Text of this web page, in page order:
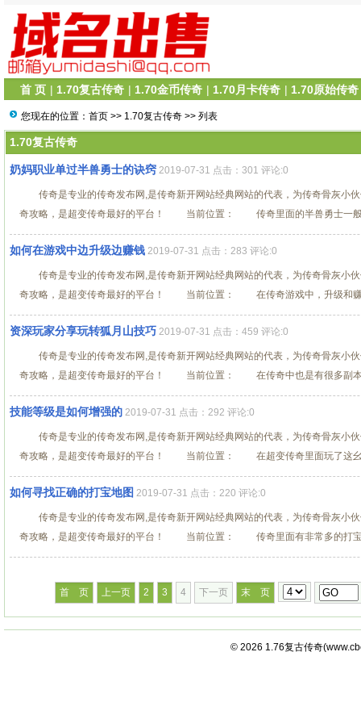
首 页 | 1.70复古传奇 | 1.70金币传奇 | 1.70月卡传奇 | 1.70原始传奇
您现在的位置： 首页 >> 1.70复古传奇 >> 列表
1.70复古传奇
奶妈职业单过半兽勇士的诀窍 2019-07-31 点击：301 评论:0
传奇是专业的传奇发布网,是传奇新开网站经典网站的代表，为传奇骨灰小
奇攻略，是超变传奇最好的平台！ 当前位置： 传奇里面的半兽勇士一般
如何在游戏中边升级边赚钱 2019-07-31 点击：283 评论:0
传奇是专业的传奇发布网,是传奇新开网站经典网站的代表，为传奇骨灰小
奇攻略，是超变传奇最好的平台！ 当前位置： 在传奇游戏中，升级和赚
资深玩家分享玩转狐月山技巧 2019-07-31 点击：459 评论:0
传奇是专业的传奇发布网,是传奇新开网站经典网站的代表，为传奇骨灰小
奇攻略，是超变传奇最好的平台！ 当前位置： 在传奇中也是有很多副本
技能等级是如何增强的 2019-07-31 点击：292 评论:0
传奇是专业的传奇发布网,是传奇新开网站经典网站的代表，为传奇骨灰小
奇攻略，是超变传奇最好的平台！ 当前位置： 在超变传奇里面玩了这幺
如何寻找正确的打宝地图 2019-07-31 点击：220 评论:0
传奇是专业的传奇发布网,是传奇新开网站经典网站的代表，为传奇骨灰小
奇攻略，是超变传奇最好的平台！ 当前位置： 传奇里面有非常多的打宝
首 页 上一页 2 3 4 下一页 末 页
© 2026 1.76复古传奇(